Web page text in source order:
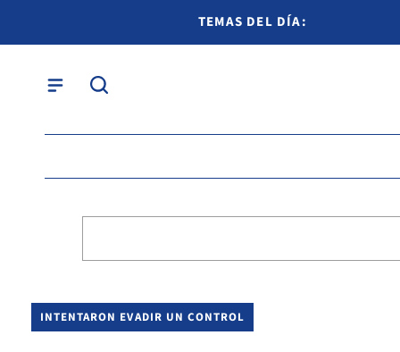
TEMAS DEL DÍA:
INTENTARON EVADIR UN CONTROL